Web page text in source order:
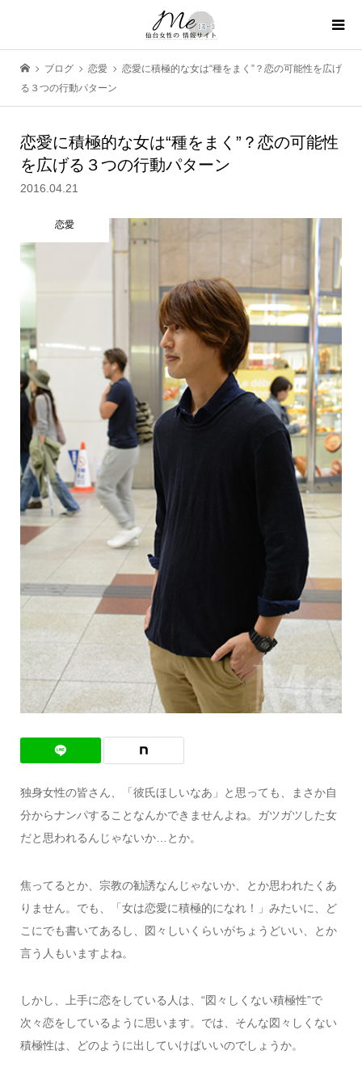
ブログ 恋愛
恋愛に積極的な女は“種をまく”？恋の可能性を広げ
る３つの行動パターン
恋愛に積極的な女は“種をまく”？恋の可能性
を広げる３つの行動パターン
2016.04.21
恋愛
独身女性の皆さん、「彼氏ほしいなあ」と思っても、まさか自
分からナンパすることなんかできませんよね。ガツガツした女
だと思われるんじゃないか…とか。
焦ってるとか、宗教の勧誘なんじゃないか、とか思われたくあ
りません。でも、「女は恋愛に積極的になれ！」みたいに、ど
こにでも書いてあるし、図々しいくらいがちょうどいい、とか
言う人もいますよね。
しかし、上手に恋をしている人は、“図々しくない積極性”で
次々恋をしているように思います。では、そんな図々しくない
積極性は、どのように出していけばいいのでしょうか。